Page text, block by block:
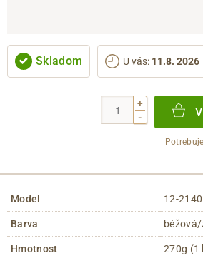
Skladom U vás: 11.8. 2026
+
-
Model 12-
Barva
Hmotnost 270g (1